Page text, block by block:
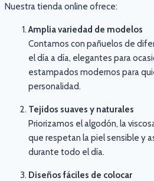
Nuestra tienda online ofrece:
Amplia variedad de modelos
Contamos con pañuelos de
el día a día, elegantes para
estampados modernos para
personalidad.
Tejidos suaves y naturales
Priorizamos el algodón, la
que respetan la piel sensible y
durante todo el día.
Diseños fáciles de colocar